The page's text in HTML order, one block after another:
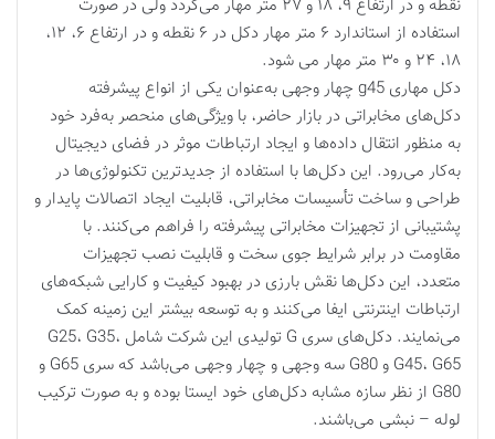
نقطه و در ارتفاع ۹، ۱۸ و ۲۷ متر مهار می‌گردد ولی در صورت
استفاده از استاندارد ۶ متر مهار دکل در ۶ نقطه و در ارتفاع ۶، ۱۲،
۱۸، ۲۴ و ۳۰ متر مهار می شود.
دکل مهاری g45 چهار وجهی به‌عنوان یکی از انواع پیشرفته
دکل‌های مخابراتی در بازار حاضر، با ویژگی‌های منحصر به‌فرد خود
به منظور انتقال داده‌ها و ایجاد ارتباطات موثر در فضای دیجیتال
به‌کار می‌رود. این دکل‌ها با استفاده از جدیدترین تکنولوژی‌ها در
طراحی و ساخت تأسیسات مخابراتی، قابلیت ایجاد اتصالات پایدار و
پشتیبانی از تجهیزات مخابراتی پیشرفته را فراهم می‌کنند. با
مقاومت در برابر شرایط جوی سخت و قابلیت نصب تجهیزات
متعدد، این دکل‌ها نقش بارزی در بهبود کیفیت و کارایی شبکه‌های
ارتباطات اینترنتی ایفا می‌کنند و به توسعه بیشتر این زمینه کمک
می‌نمایند. دکل‌های سری G تولیدی این شرکت شامل G25، G35،
G45، G65 و G80 سه وجهی و چهار وجهی می‌باشد که سری G65 و
G80 از نظر سازه مشابه دکل‌های خود ایستا بوده و به صورت ترکیب
لوله – نبشی می‌باشند.